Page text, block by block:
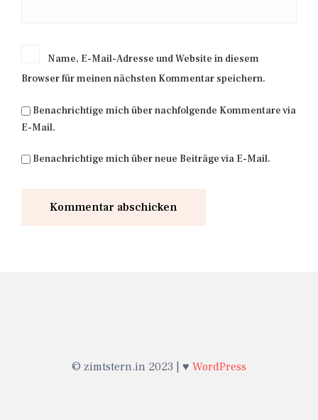
Name, E-Mail-Adresse und Website in diesem
Browser für meinen nächsten Kommentar speichern.
Benachrichtige mich über nachfolgende Kommentare via
E-Mail.
Benachrichtige mich über neue Beiträge via E-Mail.
© zimtstern.in 2023 | ♥ WordPress